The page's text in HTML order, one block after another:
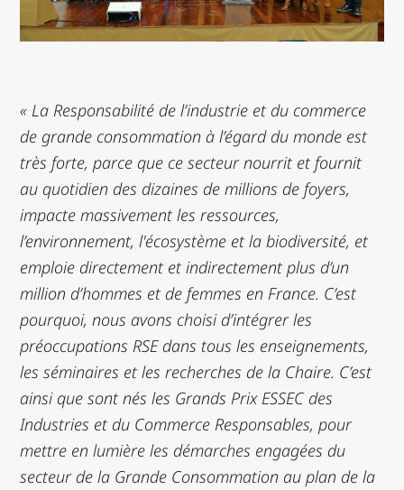
« La Responsabilité de l’industrie et du commerce
de grande consommation à l’égard du monde est
très forte, parce que ce secteur nourrit et fournit
au quotidien des dizaines de millions de foyers,
impacte massivement les ressources,
l’environnement,l'écosystème et la biodiversité, et
emploie directement et indirectement plus d’un
million d’hommes et de femmes en France. C’est
pourquoi, nous avons choisi d’intégrer les
préoccupations RSE dans tous les enseignements,
les séminaires et les recherches de la Chaire. C’est
ainsi que sont nés les Grands Prix ESSEC des
Industries et du Commerce Responsables, pour
mettre en lumière les démarches engagées du
secteur de la Grande Consommation au plan de la